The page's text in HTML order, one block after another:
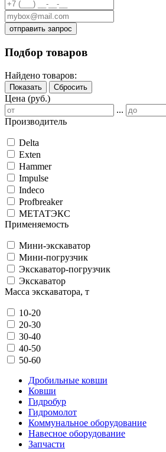
отправить запрос
Подбор товаров
Найдено товаров:
Показать Сбросить
Цена (руб.)
...
Производитель
Delta
Exten
Hammer
Impulse
Indeco
Profbreaker
МЕТАТЭКС
Применяемость
Мини-экскаватор
Мини-погрузчик
Экскаватор-погрузчик
Экскаватор
Масса экскаватора, т
10-20
20-30
30-40
40-50
50-60
Дробильные ковши
Ковши
Гидробур
Гидромолот
Коммунальное оборудование
Навесное оборудование
Запчасти